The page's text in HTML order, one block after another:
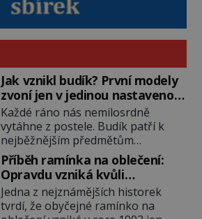
Jak vznikl budík? První modely
zvoní jen v jedinou nastavenou
hodinu
Každé ráno nás nemilosrdně
vytáhne z postele. Budík patří k
nejběžnějším předmětům
domácnosti, jeho cesta k dnešní
podobě je ale překvapivě dlouhá.
První lidé se probouzejí podle
slunce, kohoutů nebo kostelních
zvonů. Když se konečně objeví
Příběh ramínka na oblečení:
Opravdu vzniká kvůli
zapomenutému kabátu?
Jedna z nejznámějších historek
tvrdí, že obyčejné ramínko na